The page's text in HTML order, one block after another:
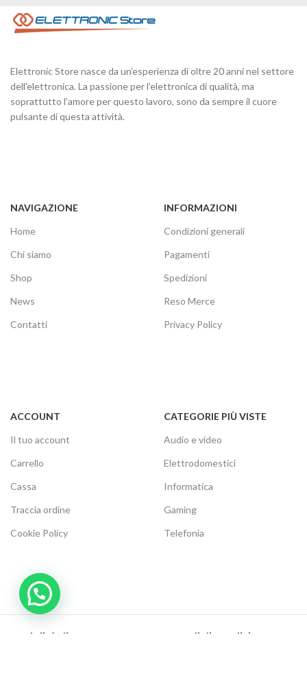
Elettronic Store nasce da un’esperienza di oltre 20 anni nel settore
dell'elettronica. La passione per l'elettronica di qualità, ma
soprattutto l’amore per questo lavoro, sono da sempre il cuore
pulsante di questa attività.
NAVIGAZIONE
Home
Chi siamo
Shop
News
Contatti
INFORMAZIONI
Condizioni generali
Pagamenti
Spedizioni
Reso Merce
Privacy Policy
ACCOUNT
Il tuo account
Carrello
Cassa
Traccia ordine
Cookie Policy
CATEGORIE PIÙ VISTE
Audio e video
Elettrodomestici
Informatica
Gaming
Telefonia
Modalità di Pagamento: Metodi di Spedizione: